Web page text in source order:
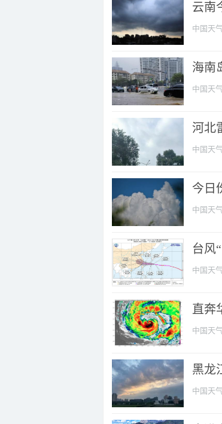
云南
中国天
海南
中国天
河北
中国天
今日
中国天
台风
中国天
直奔
中国天
黑龙
中国天